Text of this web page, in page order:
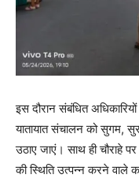
इस दौरान संबंधित अधिकारियों
यातायात संचालन को सुगम,
उठाए जाएं। साथ ही चौराहे
की स्थिति उत्पन्न करने वाले